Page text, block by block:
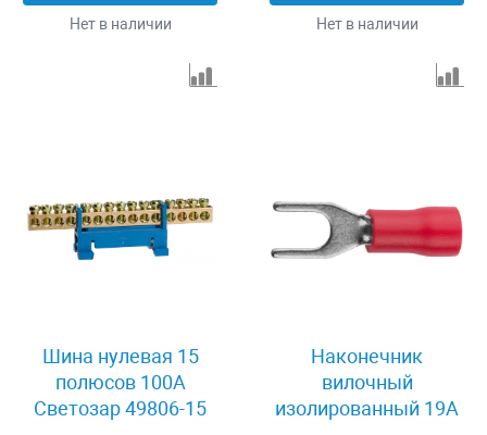
Нет в наличии Нет в наличии
Шина нулевая 15
полюсов 100А
Светозар 49806-15
Наконечник
вилочный
изолированный 19А